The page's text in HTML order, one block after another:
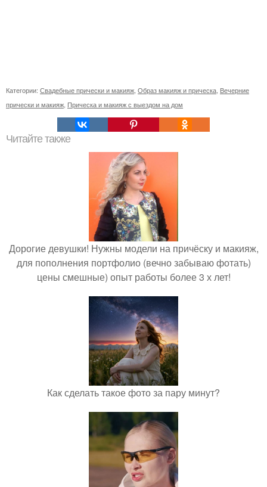
Категории: Свадебные прически и макияж Образ макияж и прическа Вечерние
прически и макияж Прическа и макияж с выездом на дом
Читайте также
Дорогие девушки! Нужны модели на причёску и макияж,
для пополнения портфолио (вечно забываю фотать)
цены смешные) опыт работы более 3 х лет!
Как сделать такое фото за пару минут?